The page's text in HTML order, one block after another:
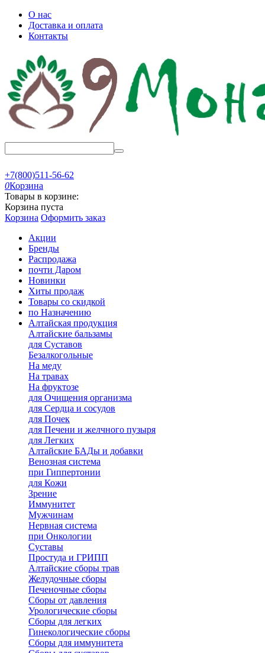
О нас
Доставка и оплата
Контакты
+7(800)511-56-62
0Корзина
Товары в корзине:
Корзина пуста
Корзина Оформить заказ
Акции
Бренды
Распродажа
почти Даром
Новинки
Хиты продаж
Товары со скидкой
по Назначению
Алтайская продукция
Алтайские бальзамы
для Суставов
Безалкогольные
На меду
На травах
На фруктозе
для Очищения организма
для Сердца и сосудов
для Почек
для Печени и желчного пузыря
для Легких
Алтайские БАДы и добавки
Венозная система
при Гиппертонии
для Кожи
Зрение
Иммунитет
Мужчинам
Нервная система
при Онкологии
Суставы
Простуда и ГРИПП
Алтайские сборы трав
Желудочные сборы
Печеночные сборы
Сборы от давления
Урологические сборы
Сборы для легких
Гинекологические сборы
Сборы для иммунитета